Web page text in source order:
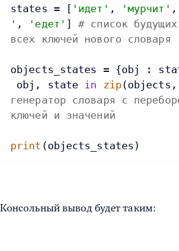
states = [ 'идет' , 'мурчит' ,
' , 'едет' ] # список
всех ключей нового словаря
objects_states = {obj :
obj, state in zip
генератор словаря с
ключей и значений
print (objects_states)
Консольный вывод будет таким: